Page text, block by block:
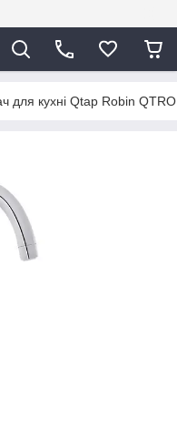
для кухні Qtap Robin